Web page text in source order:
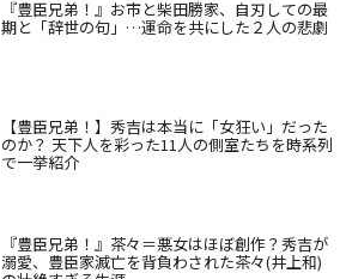
『豊臣兄弟！』お市と柴田勝家、自刃しての最
期と「辞世の句」…運命を共にした２人の悲劇
【豊臣兄弟！】秀吉は本当に「女狂い」だった
のか？ 天下人を彩った11人の側室たちを時系列
で一挙紹介
『豊臣兄弟！』茶々＝悪女はほぼ創作？秀吉が
溺愛、豊臣家滅亡を背負わされた茶々(井上和)